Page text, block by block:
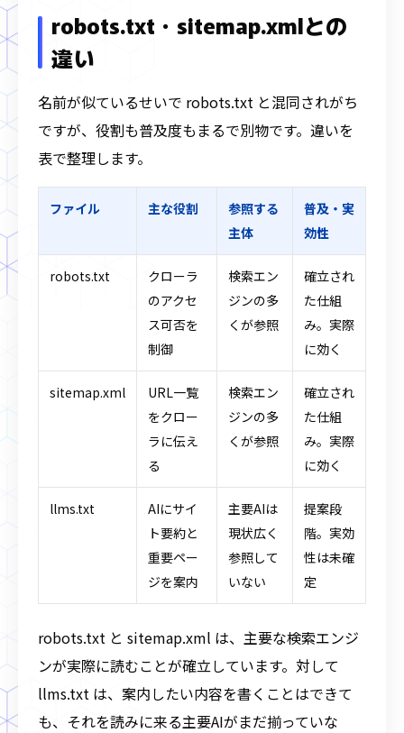
robots.txt・sitemap.xmlとの
違い
名前が似ているせいで robots.txt と混同されがち
ですが、役割も普及度もまるで別物です。違いを
表で整理します。
ファイル 主な役割
参照する
主体
普及・実
効性
robots.txt
クローラ
のアクセ
ス可否を
制御
検索エン
ジンの多
くが参照
確立され
た仕組
み。実際
に効く
sitemap.xml
URL一覧
をクロー
ラに伝え
る
検索エン
ジンの多
くが参照
確立され
た仕組
み。実際
に効く
llms.txt
AIにサイ
ト要約と
重要ペー
ジを案内
主要AIは
現状広く
参照して
いない
提案段
階。実効
性は未確
定
robots.txt と sitemap.xml は、主要な検索エンジ
ンが実際に読むことが確立しています。対して
llms.txt は、案内したい内容を書くことはできて
も、それを読みに来る主要AIがまだ揃っていな